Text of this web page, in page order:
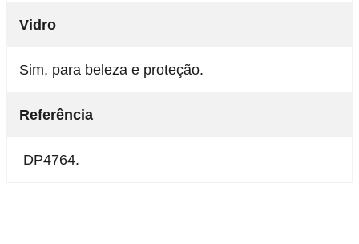
Vidro
Sim, para beleza e proteção.
Referência
DP4764.